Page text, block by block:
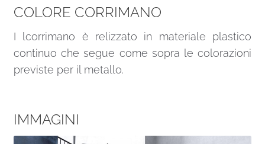
COLORE CORRIMANO
I lcorrimano è relizzato in materiale plastico
continuo che segue come sopra le colorazioni
previste per il metallo.
IMMAGINI